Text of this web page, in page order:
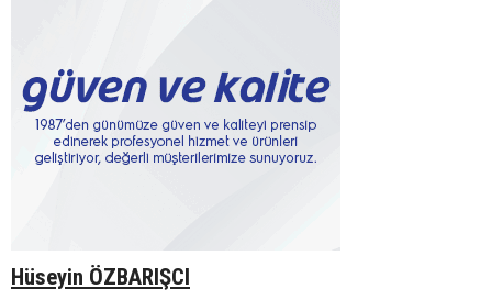
Hüseyin ÖZBARIŞCI